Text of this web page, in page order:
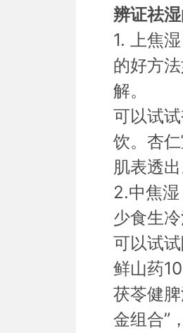
辨证祛
1. 上焦
的好方
解。
可以试
饮。杏
肌表透
2.中焦
少食生
可以试
鲜山药
茯苓健
金组合”